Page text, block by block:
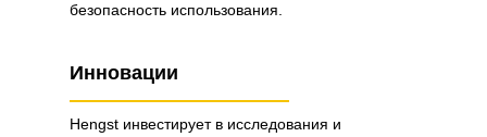
Инновации
безопасность использования.
Hengst инвестирует в исследования и